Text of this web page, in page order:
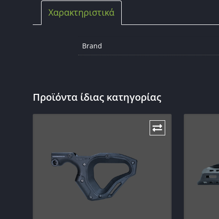
Χαρακτηριστικά
Brand
Προϊόντα ίδιας κατηγορίας